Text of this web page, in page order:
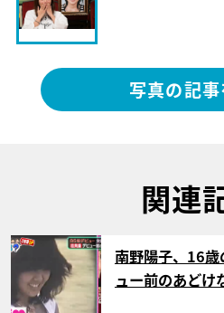
写真の記
関連
サムネイル
南野陽子、16
ュー前のあど